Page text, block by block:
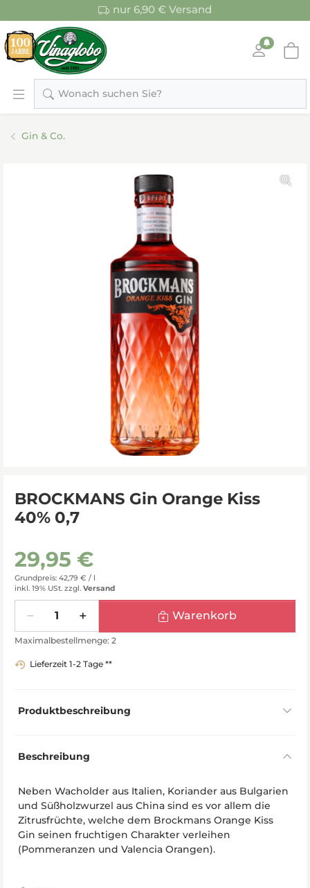
nur 6,90 € Versand
Wonach suchen Sie?
Gin & Co.
BROCKMANS Gin Orange Kiss
40% 0,7
29,95 €
Grundpreis: 42,79 € / l
inkl. 19% USt. zzgl. Versand
Warenkorb
Maximalbestellmenge: 2
Lieferzeit 1-2 Tage **
Produktbeschreibung
Beschreibung
Neben Wacholder aus Italien, Koriander aus Bulgarien
und Süßholzwurzel aus China sind es vor allem die
Zitrusfrüchte, welche dem Brockmans Orange Kiss
Gin seinen fruchtigen Charakter verleihen
(Pommeranzen und Valencia Orangen).